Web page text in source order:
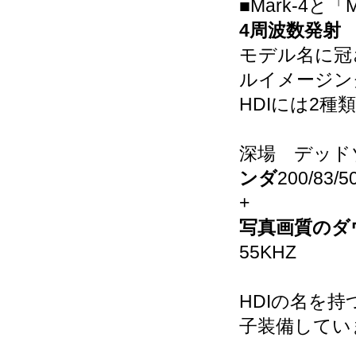
■Mark-4と「
4周波数発射
モデル名に
ルイメージ
HDIには2種
深場 デッド
ンダ200/83/
+
写真画質の
55KHZ
HDIの名を持
子装備して